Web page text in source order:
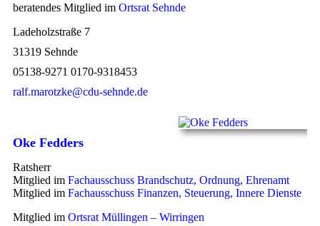
beratendes Mitglied im Ortsrat Sehnde
Ladeholzstraße 7
31319 Sehnde
05138-9271 0170-9318453
ralf.marotzke@cdu-sehnde.de
Oke Fedders
Ratsherr
Mitglied im Fachausschuss Brandschutz, Ordnung, Ehrenamt
Mitglied im Fachausschuss Finanzen, Steuerung, Innere Dienste
Mitglied im Ortsrat Müllingen – Wirringen